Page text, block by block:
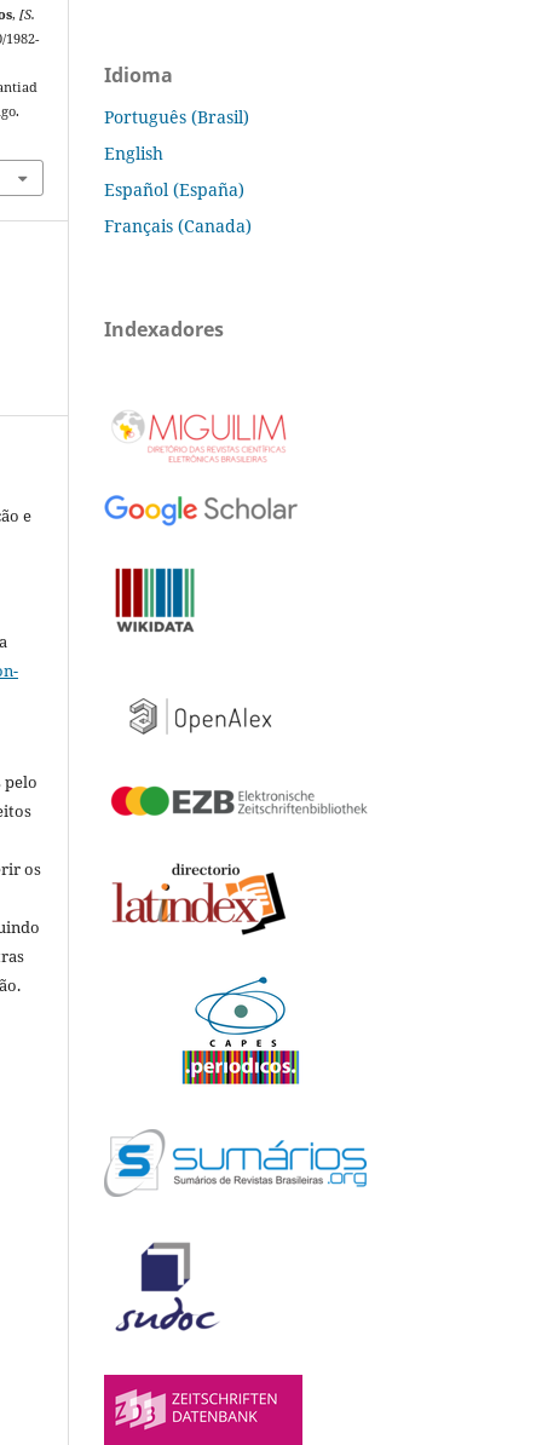
,[S.
1982-
e
pelo
os
Idioma
Português (Brasil)
English
Español (España)
Français (Canada)
Indexadores